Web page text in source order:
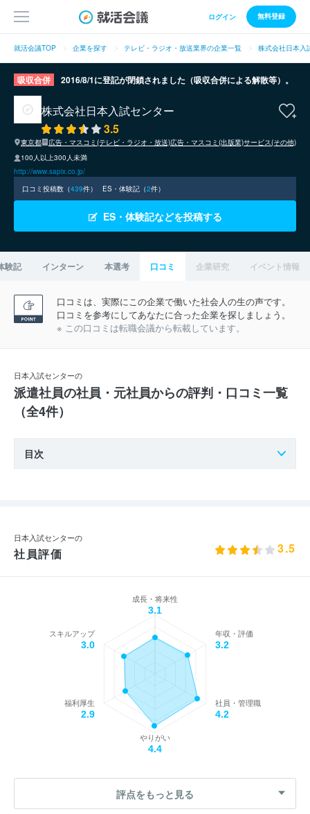
ログイン 無料登録
就活会議TOP 企業を探す テレビ・ラジオ・放送業界の企業一覧 株式会社日本入
吸収合併 2016/8/1に登記が閉鎖されました（吸収合併による解散等）。
株式会社日本入試センター
3.5
東京都 広告・マスコミ(テレビ・ラジオ・放送)広告・マスコミ(出版業)サービス(その他)
100人以上300人未満
http://www.sapix.co.jp/
口コミ投稿数（439件） ES・体験記（2件）
ES・体験記などを投稿する
験記 インターン 本選考 口コミ 企業研究 イベント情報
口コミは、実際にこの企業で働いた社会人の生の声です。
口コミを参考にしてあなたに合った企業を探しましょう。
※ この口コミは転職会議から転載しています。
日本入試センターの
派遣社員の社員・元社員からの評判・口コミ一覧
（全4件）
目次
日本入試センターの
社員評価 3.5
成長・将来性
3.1
年収・評価
3.2
社員・管理職
4.2
やりがい
4.4
福利厚生
2.9
スキルアップ
3.0
評点をもっと見る